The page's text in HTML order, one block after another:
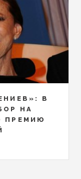
В
НА
ПРЕМИЮ